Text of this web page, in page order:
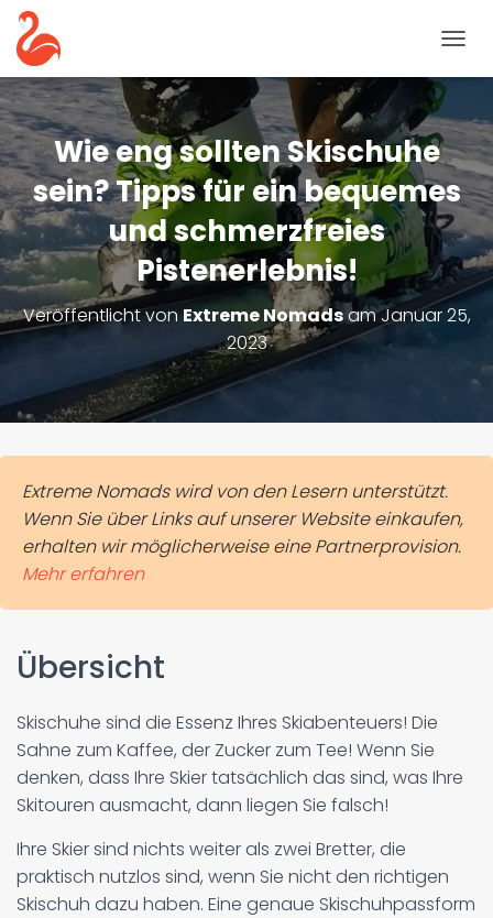
A
I
A
T
I
O
N
U
M
S
C
N
Wie eng sollten Skischuhe
sein? Tipps für ein bequemes
und schmerzfreies
Pistenerlebnis!
Veröffentlicht vonExtreme NomadsamJanuar 25,
2023
Extreme Nomads wird von den Lesern unterstützt.
Wenn Sie über Links auf unserer Website einkaufen,
erhalten wir möglicherweise eine Partnerprovision.
Mehr erfahren
Übersicht
Skischuhe sind die Essenz Ihres Skiabenteuers! Die
Sahne zum Kaffee, der Zucker zum Tee! Wenn Sie
denken, dass Ihre Skier tatsächlich das sind, was Ihre
Skitouren ausmacht, dann liegen Sie falsch!
Ihre Skier sind nichts weiter als zwei Bretter, die
praktisch nutzlos sind, wenn Sie nicht den richtigen
Skischuh dazu haben. Eine genaue Skischuhpassform